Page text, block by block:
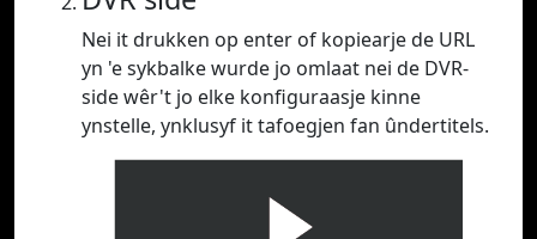
Nei it drukken op enter of kopiearje de URL
yn 'e sykbalke wurde jo omlaat nei de DVR-
side wêr't jo elke konfiguraasje kinne
ynstelle, ynklusyf it tafoegjen fan ûndertitels.